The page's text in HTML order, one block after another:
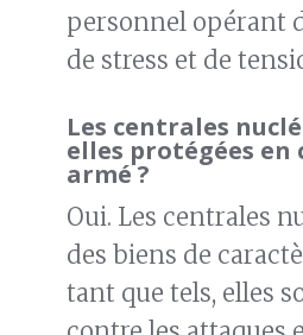
personnel opérant
de stress et de
Les centrales
elles protégées en
armé ?
Oui. Les centrales
des biens de
tant que tels, elles